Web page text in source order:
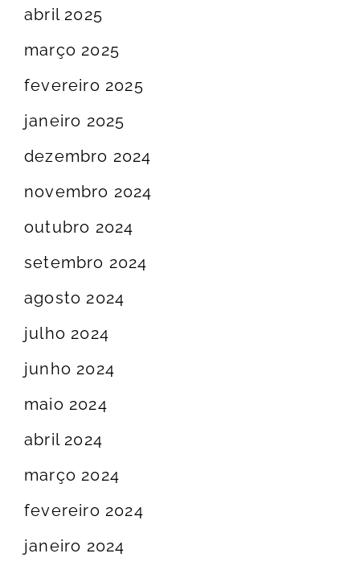
abril 2025
março 2025
fevereiro 2025
janeiro 2025
dezembro 2024
novembro 2024
outubro 2024
setembro 2024
agosto 2024
julho 2024
junho 2024
maio 2024
abril 2024
março 2024
fevereiro 2024
janeiro 2024